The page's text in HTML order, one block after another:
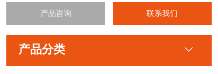
产品咨询 联系我们
产品分类